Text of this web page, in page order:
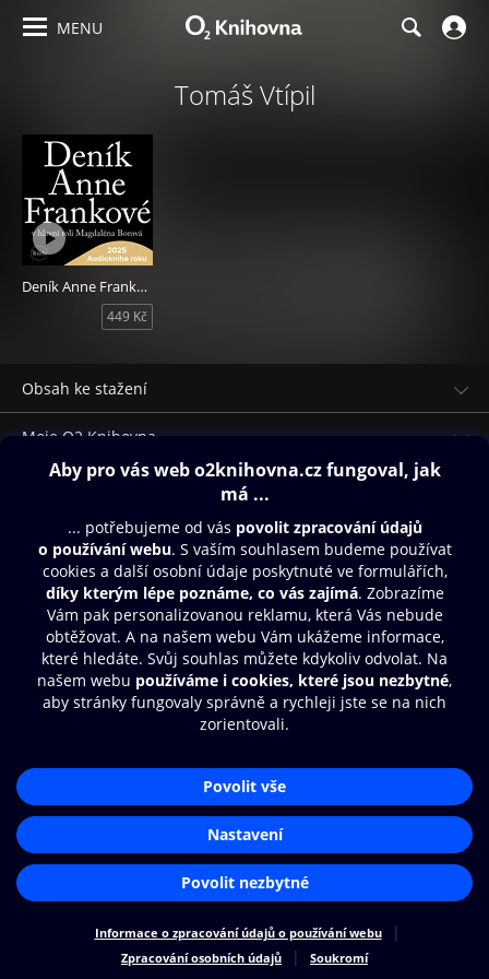
MENU
Tomáš Vtípil
Deník Anne Frankové
449 Kč
Obsah ke stažení
Moje O2 Knihovna
Další zábava
© O2 Czech Republic a.s.
Nákupní řád
Přístupnost
Zásady zpracování osobních údajů
Cookies
Aplikace O2 Knihovna
Čti a poslouchej své e-knihy a
audioknihy rychleji a pohodlněji.